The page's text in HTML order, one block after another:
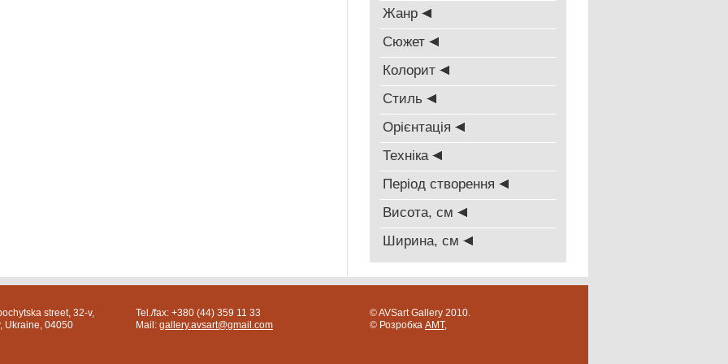
Жанр
Сюжет
Колорит
Стиль
Oрієнтація
Техніка
Період створення
Висота, см
Ширина, см
street, 32-v,
Ukraine, 04050
Tel./fax: +380 (44) 359 11 33
Mail: gallery.avsart@gmail.com
© AVSart Gallery 2010.
© Розробка AMT,